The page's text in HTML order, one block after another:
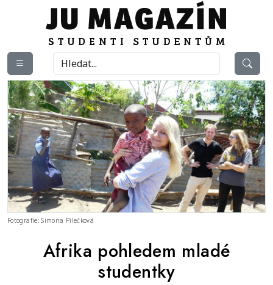
Fotografie: Simona Pilečková
Afrika pohledem mladé
studentky